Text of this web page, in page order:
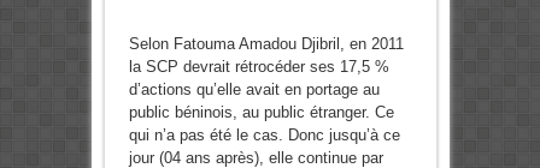
Selon Fatouma Amadou Djibril, en 2011
la SCP devrait rétrocéder ses 17,5 %
d’actions qu’elle avait en portage au
public béninois, au public étranger. Ce
qui n’a pas été le cas. Donc jusqu’à ce
jour (04 ans après), elle continue par